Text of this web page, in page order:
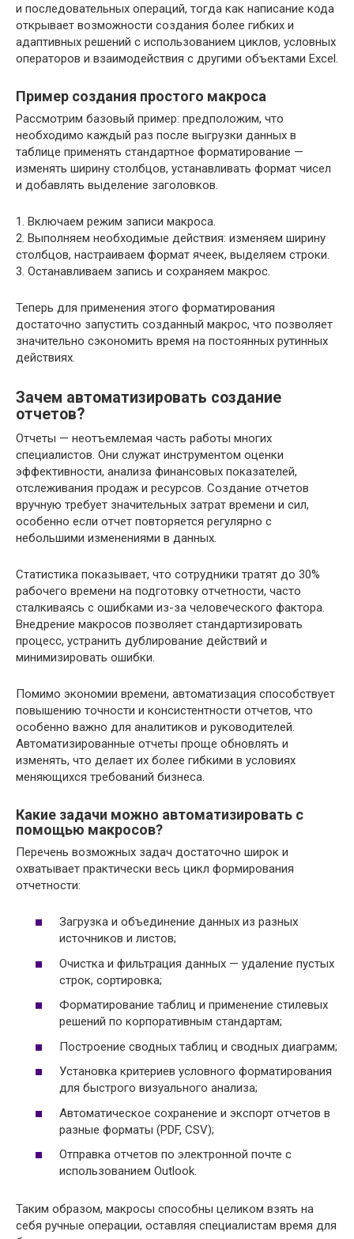
и последовательных операций, тогда как написание кода
открывает возможности создания более гибких и
адаптивных решений с использованием циклов, условных
операторов и взаимодействия с другими объектами Excel.
Пример создания простого макроса
Рассмотрим базовый пример: предположим, что
необходимо каждый раз после выгрузки данных в
таблице применять стандартное форматирование —
изменять ширину столбцов, устанавливать формат чисел
и добавлять выделение заголовков.
1. Включаем режим записи макроса.
2. Выполняем необходимые действия: изменяем ширину
столбцов, настраиваем формат ячеек, выделяем строки.
3. Останавливаем запись и сохраняем макрос.
Теперь для применения этого форматирования
достаточно запустить созданный макрос, что позволяет
значительно сэкономить время на постоянных рутинных
действиях.
Зачем автоматизировать создание
отчетов?
Отчеты — неотъемлемая часть работы многих
специалистов. Они служат инструментом оценки
эффективности, анализа финансовых показателей,
отслеживания продаж и ресурсов. Создание отчетов
вручную требует значительных затрат времени и сил,
особенно если отчет повторяется регулярно с
небольшими изменениями в данных.
Статистика показывает, что сотрудники тратят до 30%
рабочего времени на подготовку отчетности, часто
сталкиваясь с ошибками из-за человеческого фактора.
Внедрение макросов позволяет стандартизировать
процесс, устранить дублирование действий и
минимизировать ошибки.
Помимо экономии времени, автоматизация способствует
повышению точности и консистентности отчетов, что
особенно важно для аналитиков и руководителей.
Автоматизированные отчеты проще обновлять и
изменять, что делает их более гибкими в условиях
меняющихся требований бизнеса.
Какие задачи можно автоматизировать с
помощью макросов?
Перечень возможных задач достаточно широк и
охватывает практически весь цикл формирования
отчетности:
Загрузка и объединение данных из разных
источников и листов;
Очистка и фильтрация данных — удаление пустых
строк, сортировка;
Форматирование таблиц и применение стилевых
решений по корпоративным стандартам;
Построение сводных таблиц и сводных диаграмм;
Установка критериев условного форматирования
для быстрого визуального анализа;
Автоматическое сохранение и экспорт отчетов в
разные форматы (PDF, CSV);
Отправка отчетов по электронной почте с
использованием Outlook.
Таким образом, макросы способны целиком взять на
себя ручные операции, оставляя специалистам время для